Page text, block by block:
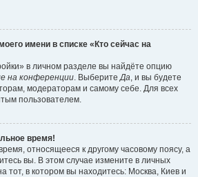
имени в списке «Кто сейчас на
в личном разделе вы найдёте опцию
на конференции. ВыберитеДа, и вы будете
модераторам и самому себе. Для всех
пользователем.
время!
относящееся к другому часовому поясу, а
вы. В этом случае измените в личных
тот, в котором вы находитесь: Москва, Киев и